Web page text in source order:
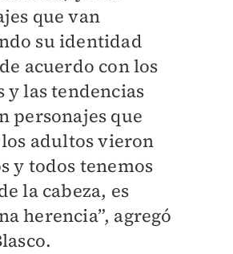
que van
su identidad
acuerdo con los
y las tendencias
personajes que
adultos vieron
y todos tenemos
la cabeza, es
herencia”, agregó